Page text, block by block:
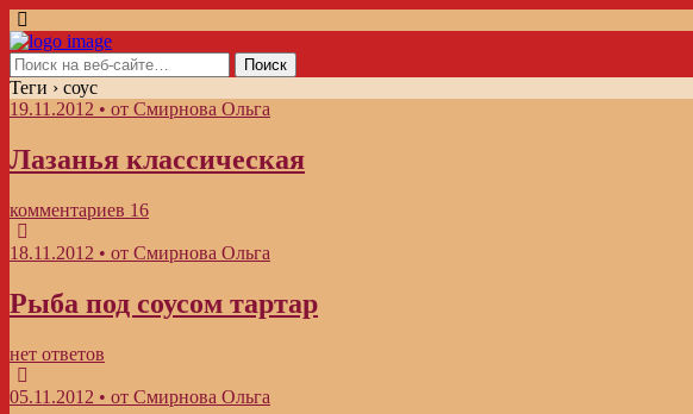
Теги › соус
19.11.2012 • от Смирнова Ольга
Лазанья классическая
комментариев 16
18.11.2012 • от Смирнова Ольга
Рыба под соусом тартар
нет ответов
05.11.2012 • от Смирнова Ольга